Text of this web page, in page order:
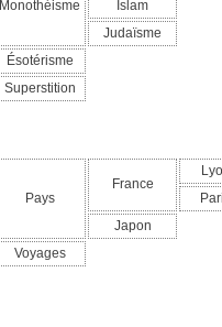
Monothéisme
Islam
Judaïsme
Ésotérisme
Superstition
Pays
France
Japon
Voyages